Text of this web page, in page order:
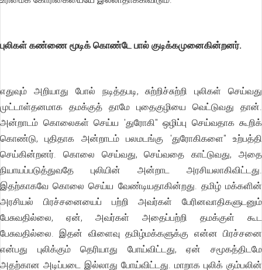
புலிகள் கண்ணை மூடிக் கொண்டே பால் குடிக்கமுனைகின்றனர்.
எதுவும் அறியாது போல் நடித்தபடி, சுற்றிச்சுற்றி புலிகள் செய்வது
முட்டாள்தனமாக தமக்குத் தாமே புதைகுழியை வெட்டுவது தான்.
அன்றாடம் கொலைகள் செய்ய 'துரோகி" ஒழிப்பு செய்வதாக கூறிக்
கொண்டு, புதிதாக அன்றாடம் பலமடங்கு 'துரோகிகளை" உற்பத்தி
செய்கின்றனர். கொலை செய்வது, செய்வதை காட்டுவது, அதை
நியாயப்படுத்துவதே புலியின் அன்றாட அரசியலாகிவிட்டது.
இதற்காகவே கொலை செய்ய வேண்டியதாகின்றது. தமிழ் மக்களின்
அரசியல் பிரச்சனையைப் பற்றி அவர்கள் பேரினவாதிகளுடனும்
பேசுவதில்லை, ஏன், அவர்கள் அதைப்பற்றி தமக்குள் கூட
பேசுவதில்லை. இதன் விளைவு தமிழ்மக்களுக்கு என்ன பிரச்சனை
என்பது புலிக்கும் தெரியாது போய்விட்டது, ஏன் சமூகத்திடமே
அதற்கான அடிப்படை இல்லாது போய்விட்டது. மாறாக புலிக் கும்பலின்